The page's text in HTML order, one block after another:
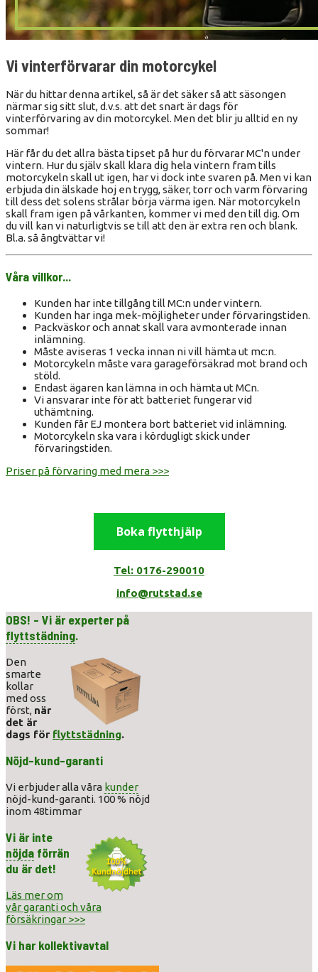
Vi vinterförvarar din motorcykel
När du hittar denna artikel, så är det säker så att säsongen
närmar sig sitt slut, d.v.s. att det snart är dags för
vinterförvaring av din motorcykel. Men det blir ju alltid en ny
sommar!
Här får du det allra bästa tipset på hur du förvarar MC'n under
vintern. Hur du själv skall klara dig hela vintern fram tills
motorcykeln skall ut igen, har vi dock inte svaren på. Men vi kan
erbjuda din älskade hoj en trygg, säker, torr och varm förvaring
till dess det solens strålar börja värma igen. När motorcykeln
skall fram igen på vårkanten, kommer vi med den till dig. Om
du vill kan vi naturligtvis se till att den är extra ren och blank.
Bl.a. så ångtvättar vi!
Våra villkor...
Kunden har inte tillgång till MC:n under vintern.
Kunden har inga mek-möjligheter under förvaringstiden.
Packväskor och annat skall vara avmonterade innan
inlämning.
Måste aviseras 1 vecka innan ni vill hämta ut mc:n.
Motorcykeln måste vara garageförsäkrad mot brand och
stöld.
Endast ägaren kan lämna in och hämta ut MCn.
Vi ansvarar inte för att batteriet fungerar vid
uthämtning.
Kunden får EJ montera bort batteriet vid inlämning.
Motorcykeln ska vara i kördugligt skick under
förvaringstiden.
Priser på förvaring med mera >>>
Boka flytthjälp
Tel: 0176-290010
info@rutstad.se
OBS! - Vi är experter på
flyttstädning.
Den
smarte
kollar
med oss
först, när
det är
dags för flyttstädning.
Nöjd-kund-garanti
Vi erbjuder alla våra kunder
nöjd-kund-garanti. 100 % nöjd
inom 48timmar
Vi är inte
nöjda förrän
du är det!
Läs mer om
vår garanti och våra
försäkringar >>>
Vi har kollektivavtal